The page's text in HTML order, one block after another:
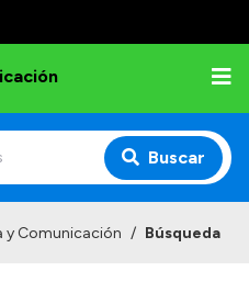
Buscar
y Comunicación / Búsqueda